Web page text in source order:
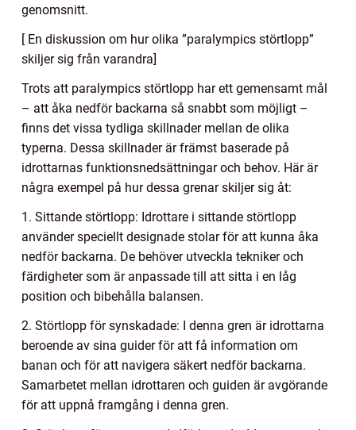
genomsnitt.
[ En diskussion om hur olika ”paralympics störtlopp”
skiljer sig från varandra]
Trots att paralympics störtlopp har ett gemensamt mål
– att åka nedför backarna så snabbt som möjligt –
finns det vissa tydliga skillnader mellan de olika
typerna. Dessa skillnader är främst baserade på
idrottarnas funktionsnedsättningar och behov. Här är
några exempel på hur dessa grenar skiljer sig åt:
1. Sittande störtlopp: Idrottare i sittande störtlopp
använder speciellt designade stolar för att kunna åka
nedför backarna. De behöver utveckla tekniker och
färdigheter som är anpassade till att sitta i en låg
position och bibehålla balansen.
2. Störtlopp för synskadade: I denna gren är idrottarna
beroende av sina guider för att få information om
banan och för att navigera säkert nedför backarna.
Samarbetet mellan idrottaren och guiden är avgörande
för att uppnå framgång i denna gren.